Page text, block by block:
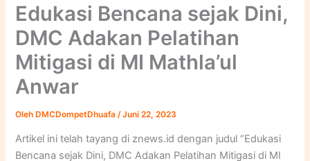
Edukasi Bencana sejak Dini,
DMC Adakan Pelatihan
Mitigasi di MI Mathla’ul
Anwar
OlehDMCDompetDhuafa /Juni 22, 2023
Artikel ini telah tayang di znews.id dengan judul “Edukasi
Bencana sejak Dini, DMC Adakan Pelatihan Mitigasi di MI